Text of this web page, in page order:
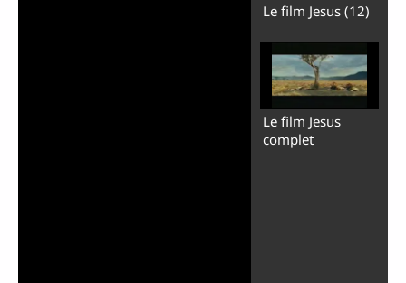
Le film Jesus (12)
Le film Jesus
complet